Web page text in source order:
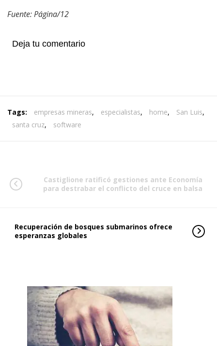
Fuente: Página/12
Deja tu comentario
Tags: empresas mineras, especialistas, home, San Luis,
santa cruz, software
Castiglione ratificó gestiones ante Economía
para destrabar el conflicto del cruce en balsa
Recuperación de bosques submarinos ofrece
esperanzas globales